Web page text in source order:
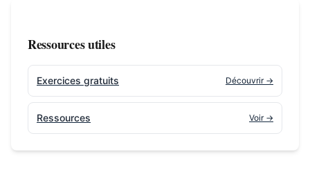
Ressources utiles
Exercices gratuits Découvrir →
Ressources Voir →